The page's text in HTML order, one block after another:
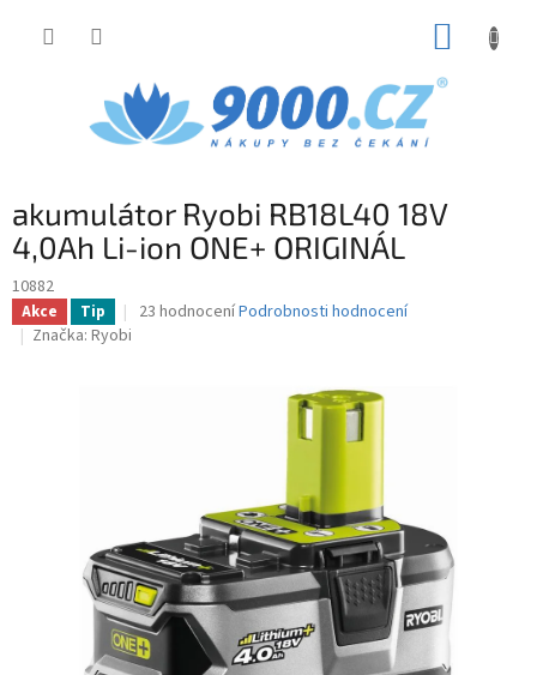
akumulátor Ryobi RB18L40 18V
4,0Ah Li-ion ONE+ ORIGINÁL
10882
Akce Tip
Průměrné
23 hodnoceníPodrobnosti hodnocení
Značka: Ryobi